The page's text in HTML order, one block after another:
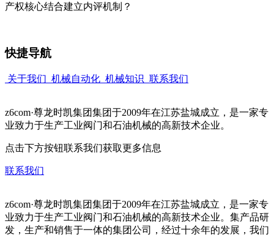
产权核心结合建立内评机制？
快捷导航
关于我们 机械自动化 机械知识 联系我们
z6com·尊龙时凯集团集团于2009年在江苏盐城成立，是一家专
业致力于生产工业阀门和石油机械的高新技术企业。
点击下方按钮联系我们获取更多信息
联系我们
z6com·尊龙时凯集团集团于2009年在江苏盐城成立，是一家专
业致力于生产工业阀门和石油机械的高新技术企业。集产品研
发，生产和销售于一体的集团公司，经过十余年的发展，我们